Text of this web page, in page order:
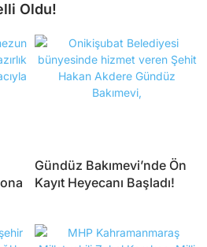
Oldu!
Gündüz Bakımevi’nde Ön
Kayıt Heyecanı Başladı!